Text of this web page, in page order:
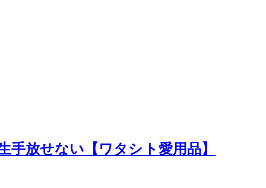
放せない【ワタシト愛用品】